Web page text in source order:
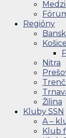
Regióny
Košice
Nitra
Žilina
Kluby SSN
A –
Klub